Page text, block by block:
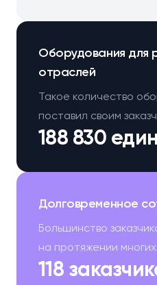
188 830
Оборудования для
отраслей
Такое количество
поставил своим
118
Долговременное
Большинство
на протяжении